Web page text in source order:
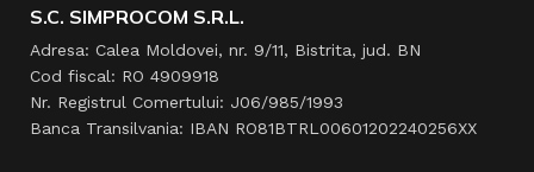
S.C. SIMPROCOM S.R.L.
Adresa: Calea Moldovei, nr. 9/11, Bistrita, jud. BN
Cod fiscal: RO 4909918
Nr. Registrul Comertului: J06/985/1993
Banca Transilvania: IBAN RO81BTRL00601202240256XX